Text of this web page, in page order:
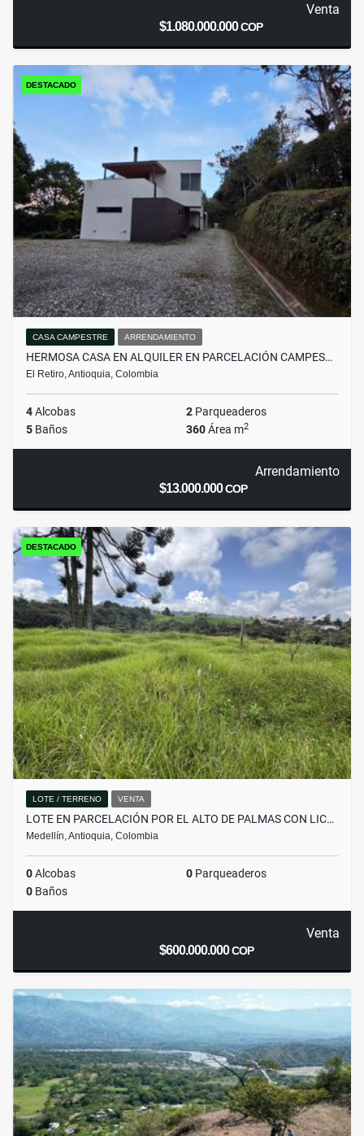
Venta
$1.080.000.000COP
DESTACADO
CASA CAMPESTRE ARRENDAMIENTO
HERMOSA CASA EN ALQUILER EN PARCELACIÓN CAMPES…
El Retiro, Antioquia, Colombia
4Alcobas 2 Parqueaderos
5 Baños 360Área m2
Arrendamiento
$13.000.000COP
DESTACADO
LOTE / TERRENO VENTA
LOTE EN PARCELACIÓN POR EL ALTO DE PALMAS CON LIC…
Medellín, Antioquia, Colombia
0Alcobas 0 Parqueaderos
0 Baños
Venta
$600.000.000COP